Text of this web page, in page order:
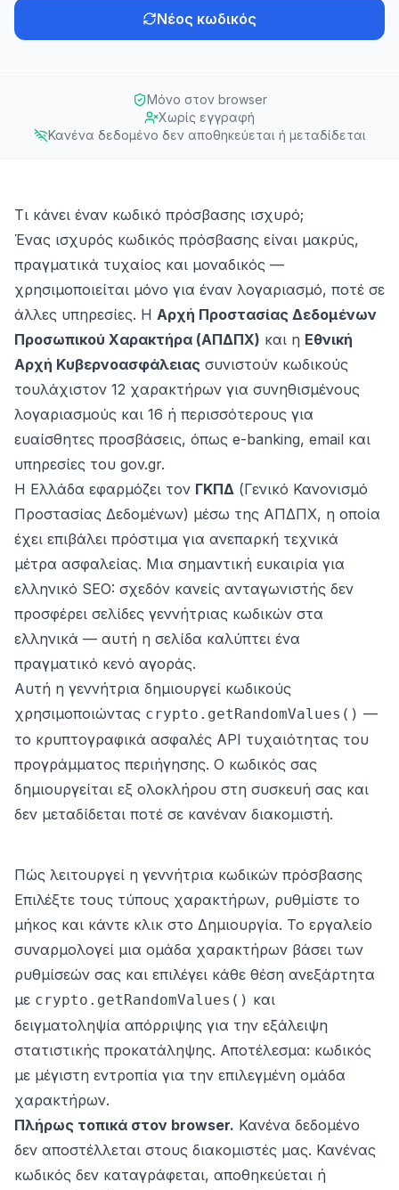
Νέος κωδικός
Μόνο στον browser
Χωρίς εγγραφή
Κανένα δεδομένο δεν αποθηκεύεται ή μεταδίδεται
Τι κάνει έναν κωδικό πρόσβασης ισχυρό;
Ένας ισχυρός κωδικός πρόσβασης είναι μακρύς,
πραγματικά τυχαίος και μοναδικός —
χρησιμοποιείται μόνο για έναν λογαριασμό, ποτέ σε
άλλες υπηρεσίες. Η Αρχή Προστασίας Δεδομένων
Προσωπικού Χαρακτήρα (ΑΠΔΠΧ) και η Εθνική
Αρχή Κυβερνοασφάλειας συνιστούν κωδικούς
τουλάχιστον 12 χαρακτήρων για συνηθισμένους
λογαριασμούς και 16 ή περισσότερους για
ευαίσθητες προσβάσεις, όπως e-banking, email και
υπηρεσίες του gov.gr.
Η Ελλάδα εφαρμόζει τον ΓΚΠΔ (Γενικό Κανονισμό
Προστασίας Δεδομένων) μέσω της ΑΠΔΠΧ, η οποία
έχει επιβάλει πρόστιμα για ανεπαρκή τεχνικά
μέτρα ασφαλείας. Μια σημαντική ευκαιρία για
ελληνικό SEO: σχεδόν κανείς ανταγωνιστής δεν
προσφέρει σελίδες γεννήτριας κωδικών στα
ελληνικά — αυτή η σελίδα καλύπτει ένα
πραγματικό κενό αγοράς.
Αυτή η γεννήτρια δημιουργεί κωδικούς
χρησιμοποιώντας crypto.getRandomValues() —
το κρυπτογραφικά ασφαλές API τυχαιότητας του
προγράμματος περιήγησης. Ο κωδικός σας
δημιουργείται εξ ολοκλήρου στη συσκευή σας και
δεν μεταδίδεται ποτέ σε κανέναν διακομιστή.
Πώς λειτουργεί η γεννήτρια κωδικών πρόσβασης
Επιλέξτε τους τύπους χαρακτήρων, ρυθμίστε το
μήκος και κάντε κλικ στο Δημιουργία. Το εργαλείο
συναρμολογεί μια ομάδα χαρακτήρων βάσει των
ρυθμίσεών σας και επιλέγει κάθε θέση ανεξάρτητα
με crypto.getRandomValues() και
δειγματοληψία απόρριψης για την εξάλειψη
στατιστικής προκατάληψης. Αποτέλεσμα: κωδικός
με μέγιστη εντροπία για την επιλεγμένη ομάδα
χαρακτήρων.
Πλήρως τοπικά στον browser. Κανένα δεδομένο
δεν αποστέλλεται στους διακομιστές μας. Κανένας
κωδικός δεν καταγράφεται, αποθηκεύεται ή